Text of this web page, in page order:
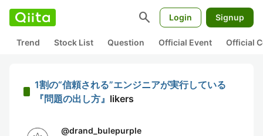
search Login Signup
Trend Stock List Question Official Event Official
1割の“信頼される”エンジニアが実行している
『問題の出し方』 likers
@drand_bulepurple